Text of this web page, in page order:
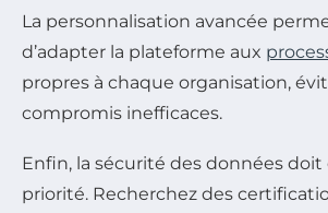
La personnalisation avancée
d’adapter la plateforme aux
propres à chaque organisation,
compromis inefficaces.
Enfin, la sécurité des données
priorité. Recherchez des